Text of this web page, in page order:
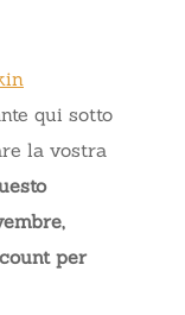
qui sotto
la vostra
per